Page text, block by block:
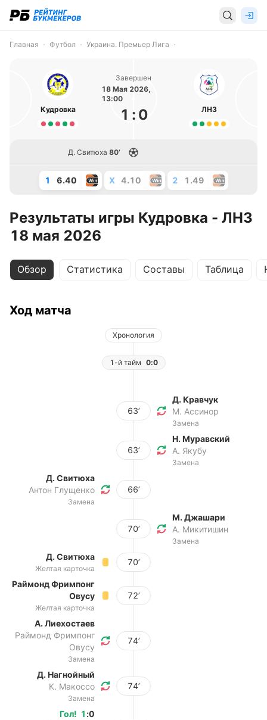
Главная Футбол Украина. Премьер Лига
Кудровка
Завершен
18 Мая 2026,
13:00
1 : 0 ЛНЗ
Д. Свитюха 80’
1 6.40 X 4.10 2 1.49
Результаты игры Кудровка - ЛНЗ
18 мая 2026
Обзор Статистика Составы Таблица
Ход матча
Хронология
1-й тайм 0:0
63’
Д. Кравчук
М. Ассинор
Замена
63’
Н. Муравский
А. Якубу
Замена
Д. Свитюха
Антон Глущенко
Замена
66’
70’
М. Джашари
А. Микитишин
Замена
Д. Свитюха
Желтая карточка
70’
Раймонд Фримпонг
Овусу
Желтая карточка
72’
А. Лиехостаев
Раймонд Фримпонг
Овусу
Замена
74’
Д. Нагнойный
К. Макоссо
Замена
74’
Гол! 1 :0